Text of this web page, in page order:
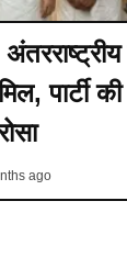
पार्टी
ago